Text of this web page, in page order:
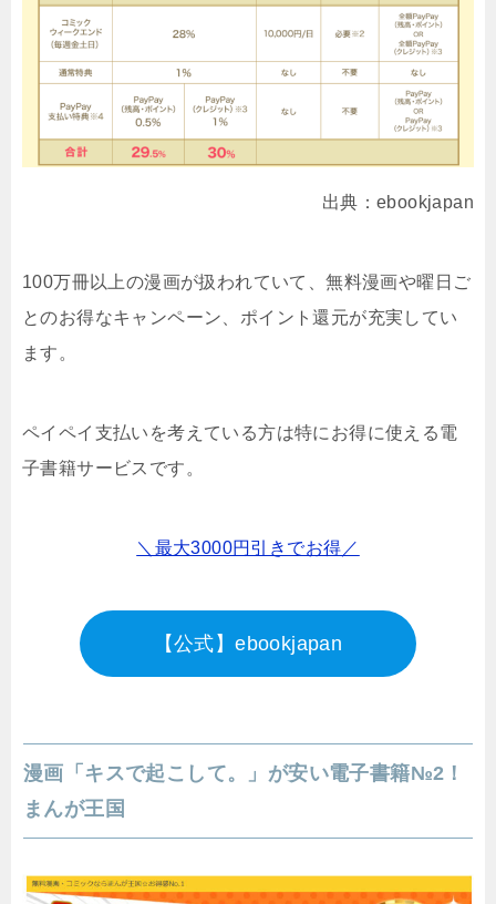
出典：ebookjapan
100万冊以上の漫画が扱われていて、無料漫画や曜日ご
とのお得なキャンペーン、ポイント還元が充実してい
ます。
ペイペイ支払いを考えている方は特にお得に使える電
子書籍サービスです。
＼最大3000円引きでお得／
【公式】ebookjapan
漫画「キスで起こして。」が安い電子書籍№2！
まんが王国